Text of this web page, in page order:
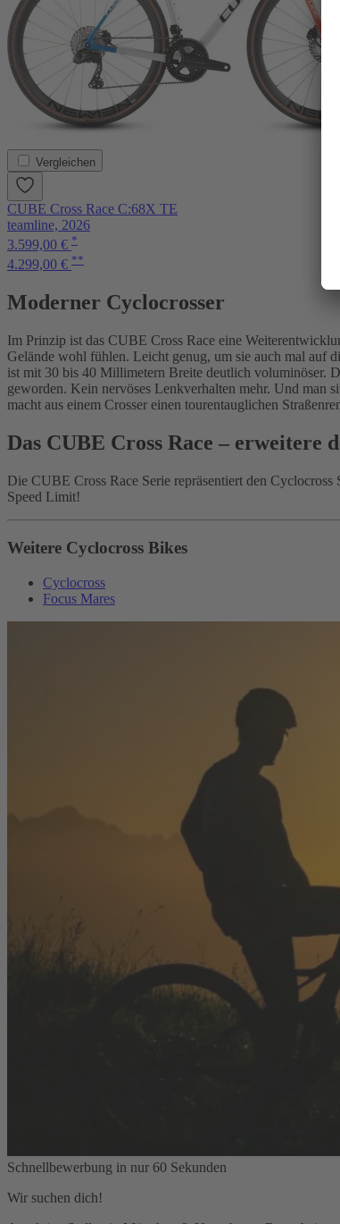
Vergleichen
CUBE Cross Race C:68X TE
teamline, 2026
3.599,00 € *
4.299,00 € **
Moderner Cyclocrosser
Im Prinzip ist das CUBE Cross Race eine
Gelände wohl fühlen. Leicht genug, um sie auch mal auf
ist mit 30 bis 40 Millimetern Breite deutlich voluminöser.
geworden. Kein nervöses Lenkverhalten mehr. Und man
macht aus einem Crosser einen tourentauglichen
Das CUBE Cross Race – erweitere
Die CUBE Cross Race Serie repräsentiert den
Speed Limit!
Weitere Cyclocross Bikes
Cyclocross
Focus Mares
Schnellbewerbung in nur 60 Sekunden
Wir suchen dich!